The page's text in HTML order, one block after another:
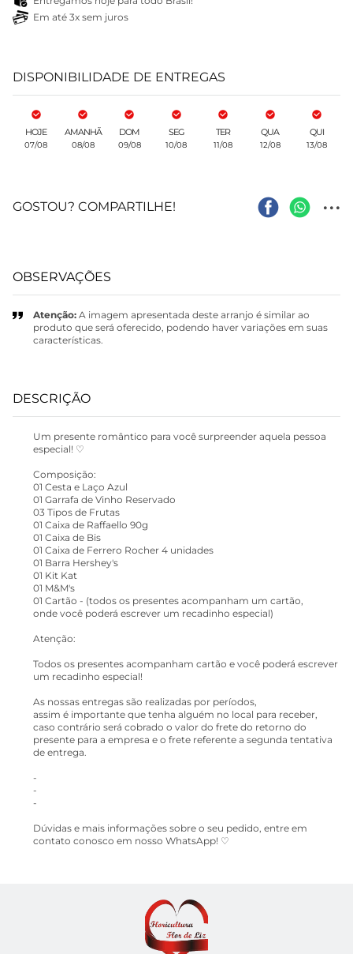
Em até 3x sem juros
DISPONIBILIDADE DE ENTREGAS
HOJE
07/08
AMANHÃ
08/08
DOM
09/08
SEG
10/08
TER
11/08
QUA
12/08
QUI
13/08
GOSTOU? COMPARTILHE! ...
OBSERVAÇÕES
Atenção: A imagem apresentada deste arranjo é similar ao
produto que será oferecido, podendo haver variações em suas
características.
DESCRIÇÃO
Um presente romântico para você surpreender aquela pessoa
especial! ♡
Composição:
01 Cesta e Laço Azul
01 Garrafa de Vinho Reservado
03 Tipos de Frutas
01 Caixa de Raffaello 90g
01 Caixa de Bis
01 Caixa de Ferrero Rocher 4 unidades
01 Barra Hershey's
01 Kit Kat
01 M&M's
01 Cartão - (todos os presentes acompanham um cartão,
onde você poderá escrever um recadinho especial)
Atenção:
Todos os presentes acompanham cartão e você poderá escrever
um recadinho especial!
As nossas entregas são realizadas por períodos,
assim é importante que tenha alguém no local para receber,
caso contrário será cobrado o valor do frete do retorno do
presente para a empresa e o frete referente a segunda tentativa
de entrega.
-
-
-
Dúvidas e mais informações sobre o seu pedido, entre em
contato conosco em nosso WhatsApp! ♡